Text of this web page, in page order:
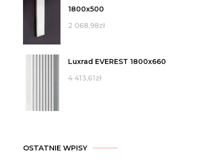
1800x500
2 068,98zł
Luxrad EVEREST 1800x660
4 413,61zł
OSTATNIE WPISY